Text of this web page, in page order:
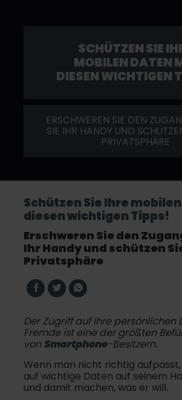
SCHÜTZEN SIE
MOBILEN DATEN
DIESEN WICHTIGEN
ERSCHWEREN SIE DEN
SIE IHR HANDY UND
PRIVATSPHÄRE
Schützen Sie Ihre
diesen wichtigen Tipps!
Erschweren Sie den
Ihr Handy und schützen
Privatsphäre
Der Zugriff auf Ihre persönlichen
Fremde ist eine der größten
vonSmartphone-Besitzern.
Wenn man nicht richtig
auf wichtige Daten auf seinem
und damit machen, was er will.